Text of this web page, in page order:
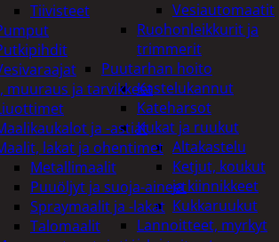
Vesiautomaatit
Ruohonleikkurit ja
trimmerit
Puutarhan hoito
Kastelukannut
Kateharsot
Kukat ja ruukut
Altakastelu
Ketjut, koukut
ja kiinnikkeet
Kukkaruukut
Lannoitteet, myrkyt
Tiivisteet
muuraus ja tarvikkeet
ja -astiat
lakat ja ohentimet
Metallimaalit
Puuöljyt ja suoja-aineet
Spraymaalit ja -lakat
Talomaalit